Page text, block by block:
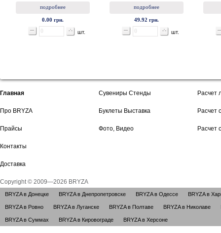
подробнее
0.00 грн.
шт.
подробнее
49.92 грн.
шт.
Главная
Про BRYZA
Прайсы
Контакты
Доставка
Сувениры Стенды
Буклеты Выставка
Фото, Видео
Расчет
Расчет
Расчет
Copyright © 2009—2026 BRYZA
BRYZA в Донецке BRYZA в Днепропетровске BRYZA в Одессе BRYZA в
BRYZA в Ровно BRYZA в Луганске BRYZA в Полтаве BRYZA в Николаве
BRYZA в Суммах BRYZA в Кировограде BRYZA в Херсоне